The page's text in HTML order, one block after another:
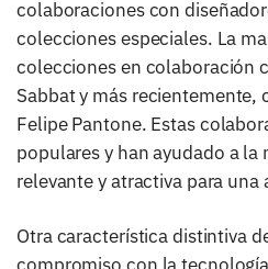
colaboraciones con
colecciones especiales. La
colecciones en colaboración
Sabbat y más recientemente,
Felipe Pantone. Estas
populares y han ayudado a la
relevante y atractiva para una
Otra característica distintiva